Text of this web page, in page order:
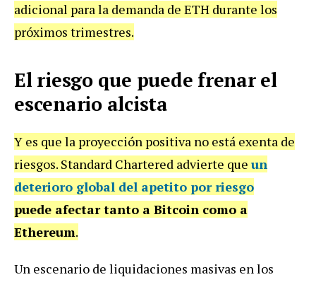
adicional para la demanda de ETH durante los
próximos trimestres.
El riesgo que puede frenar el
escenario alcista
Y es que la proyección positiva no está exenta de
riesgos. Standard Chartered advierte que un
deterioro global del apetito por riesgo
puede afectar tanto a Bitcoin como a
Ethereum.
Un escenario de liquidaciones masivas en los